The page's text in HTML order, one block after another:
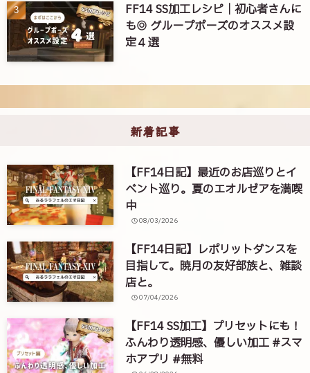
FF14 SS加工レシピ｜初心者さんに
も◎ グループポーズのオススメ設
定４選
新着記事
【FF14日記】最近のお店巡りとイ
ベント巡り。夏のエオルゼアを満喫
中
08/03/2026
【FF14日記】レポリットダンスを
目指して。暁月の友好部族と、雑談
店と。
07/04/2026
【FF14 SS加工】プリセットにも！
ふんわり透明感、優しい加工 #スマ
ホアプリ #無料